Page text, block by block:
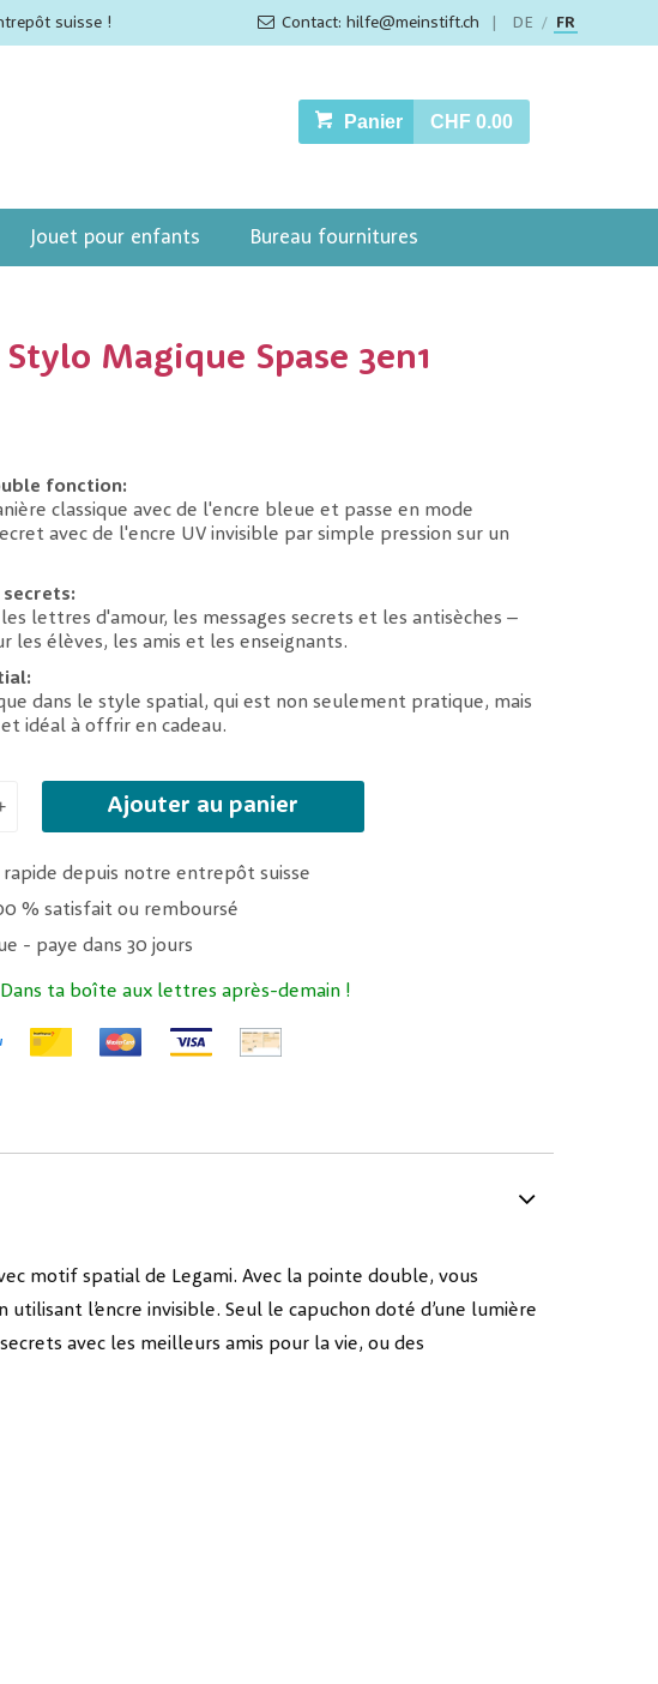
suisse ! Contact: hilfe@meinstift.ch DE / FR
Panier CHF 0.00
Jouet pour enfants Bureau fournitures
Stylo Magique Spase 3en1
fonction:
classique avec de l'encre bleue et passe en mode
avec de l'encre UV invisible par simple pression sur un
secrets:
lettres d'amour, les messages secrets et les antisèches –
les élèves, les amis et les enseignants.
dans le style spatial, qui est non seulement pratique, mais
idéal à offrir en cadeau.
Ajouter au panier
rapide depuis notre entrepôt suisse
% satisfait ou remboursé
- paye dans 30 jours
ta boîte aux lettres après-demain !
motif spatial de Legami. Avec la pointe double, vous
l’encre invisible. Seul le capuchon doté d’une lumière
avec les meilleurs amis pour la vie, ou des